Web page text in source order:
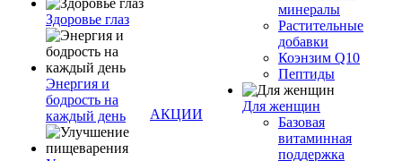
Здоровье глаз
Энергия и
бодрость на
каждый день
АКЦИИ
минералы
Растительные
добавки
Коэнзим Q10
Пептиды
Для женщин
Базовая
витаминная
поддержка